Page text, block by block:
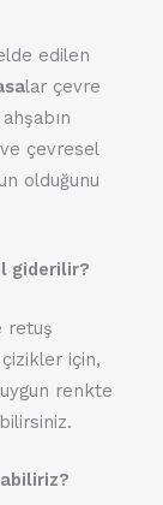
edilen
lar çevre
çevresel
olduğunu
giderilir?
retuş
için,
renkte